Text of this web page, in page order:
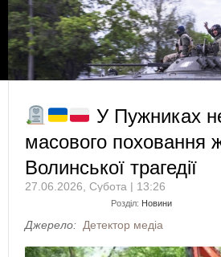
У Пужниках
масового поховання
Волинської трагедії
27.06.2026, Субота | 13:26
Розділ: Новини
Джерело: Детектор медіа